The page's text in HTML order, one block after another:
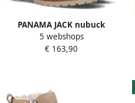
PANAMA JACK nubuck
veterboots beige Nubuck
Veterboots Dames
5 webshops
€ 163,90